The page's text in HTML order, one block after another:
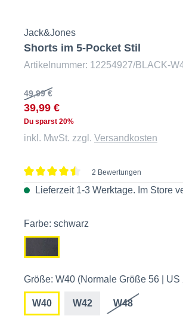
Jack&Jones
Shorts im 5-Pocket Stil
Artikelnummer: 12254927/BLACK-
49,99 €
39,99 €
Du sparst 20%
inkl. MwSt. zzgl. Versandkosten
Durchschnittliche Bewertung von 4.5 von 5
2 Bewertungen
Lieferzeit 1-3 Werktage. Im Store
Farbe: schwarz
Größe: W40 (Normale Größe 56 | US
W40 W42 W48